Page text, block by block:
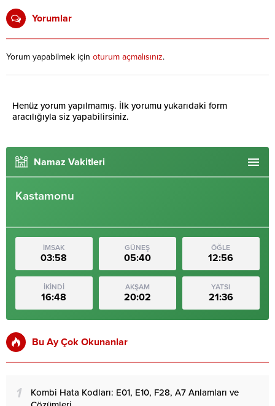
Yorumlar
Yorum yapabilmek için oturum açmalısınız.
Henüz yorum yapılmamış. İlk yorumu yukarıdaki form
aracılığıyla siz yapabilirsiniz.
Namaz Vakitleri
Kastamonu
İMSAK
03:58
GÜNEŞ
05:40
ÖĞLE
12:56
İKİNDİ
16:48
AKŞAM
20:02
YATSI
21:36
Bu Ay Çok Okunanlar
1
Kombi Hata Kodları: E01, E10, F28, A7 Anlamları ve